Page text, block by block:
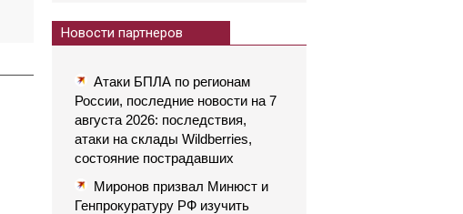
Новости партнеров
Атаки БПЛА по регионам
России, последние новости на 7
августа 2026: последствия,
атаки на склады Wildberries,
состояние пострадавших
Миронов призвал Минюст и
Генпрокуратуру РФ изучить